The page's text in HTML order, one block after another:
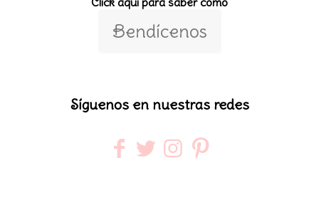
Bendícenos
Síguenos en nuestras redes